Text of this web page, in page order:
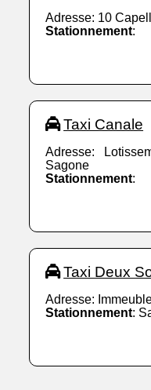
Adresse: 10
Stationnement:
Taxi Canale
Adresse:
Sagone
Stationnement:
Taxi Deux
Adresse:
Stationnement: